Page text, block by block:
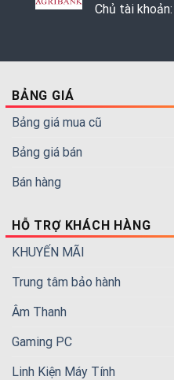
Chủ tài
BẢNG GIÁ
Bảng giá mua cũ
Bảng giá bán
Bán hàng
HỖ TRỢ KHÁCH HÀNG
KHUYẾN MÃI
Trung tâm bảo hành
Âm Thanh
Gaming PC
Linh Kiện Máy Tính